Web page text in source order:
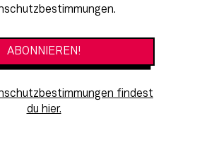
findest
du hier.